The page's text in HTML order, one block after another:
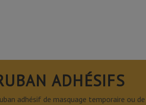
ADHÉSIFS
adhésif de masquage temporaire ou